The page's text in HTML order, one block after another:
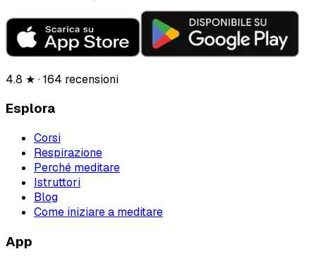
4.8 ★ · 164 recensioni
Esplora
Corsi
Respirazione
Perché meditare
Istruttori
Blog
Come iniziare a meditare
App